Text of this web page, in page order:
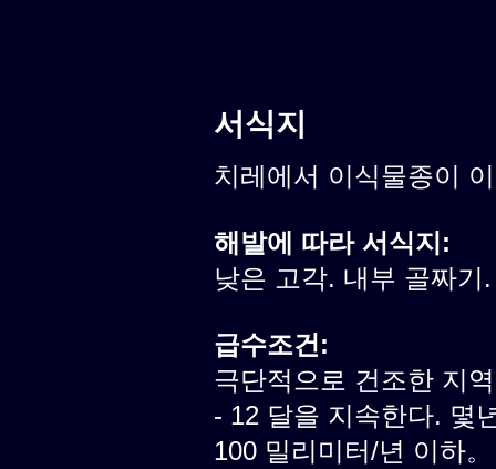
서식지
치레에서 이식물종이
해발에 따라 서식지:
낮은 고각. 내부 골짜기.
급수조건:
극단적으로 건조한 지
- 12 달을 지속한다. 몇
100 밀리미터/년 이하。